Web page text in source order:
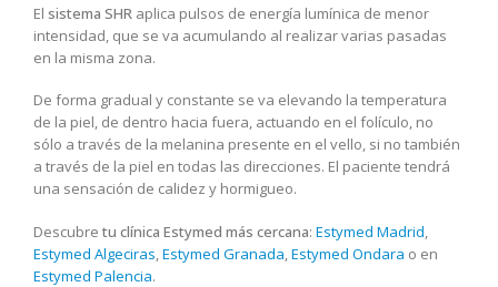
El sistema SHR aplica pulsos de energía lumínica de menor
intensidad, que se va acumulando al realizar varias pasadas
en la misma zona.
De forma gradual y constante se va elevando la temperatura
de la piel, de dentro hacia fuera, actuando en el folículo, no
sólo a través de la melanina presente en el vello, si no también
a través de la piel en todas las direcciones. El paciente tendrá
una sensación de calidez y hormigueo.
Descubre tu clínica Estymed más cercana: Estymed Madrid,
Estymed Algeciras,Estymed Granada,Estymed Ondara o en
Estymed Palencia.